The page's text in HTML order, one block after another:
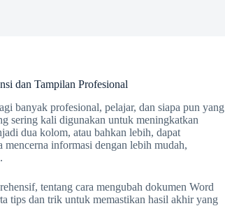
dan Tampilan Profesional
banyak profesional, pelajar, dan siapa pun yang
sering kali digunakan untuk meningkatkan
dua kolom, atau bahkan lebih, dapat
informasi dengan lebih mudah,
tentang cara mengubah dokumen Word
tips dan trik untuk memastikan hasil akhir yang